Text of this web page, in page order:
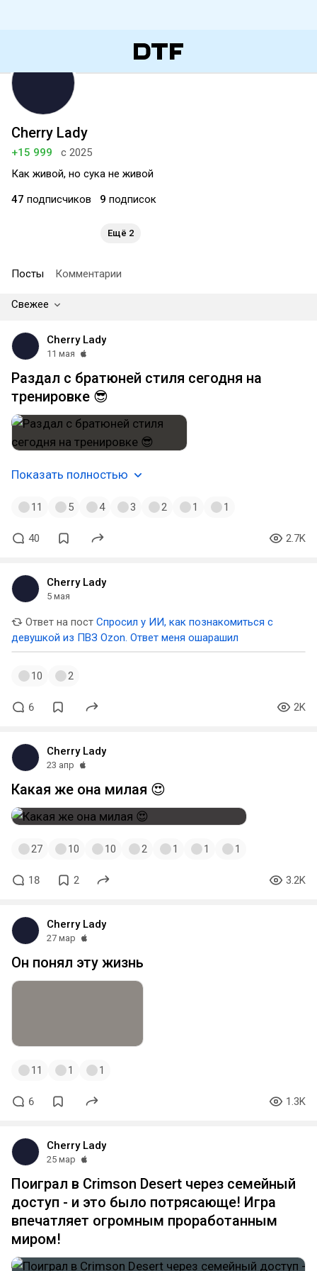
Cherry Lady
+15 999
с 2025
Как живой, но сука не живой
47 подписчиков 9 подписок
Ещё 2
Посты Комментарии
Свежее
Cherry Lady
11 мая
Раздал с братюней стиля сегодня на
тренировке 😎
Показать полностью
11 5 4 3 2 1 1
40 2.7K
Cherry Lady
5 мая
Ответ на пост Спросил у ИИ, как познакомиться с
девушкой из ПВЗ Ozon. Ответ меня ошарашил
10 2
6 2K
Cherry Lady
23 апр
Какая же она милая 😍
27 10 10 2 1 1 1
18 2 3.2K
Cherry Lady
27 мар
Он понял эту жизнь
11 1 1
6 1.3K
Cherry Lady
25 мар
Поиграл в Crimson Desert через семейный
доступ - и это было потрясающе! Игра
впечатляет огромным проработанным
миром!